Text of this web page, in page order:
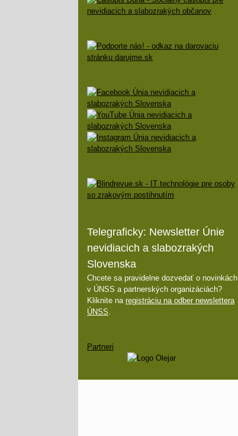
Telegraficky: Newsletter Únie
nevidiacich a slabozrakých
Slovenska
Chcete sa pravidelne dozvedať o novinkách
v ÚNSS a partnerských organizáciách?
Kliknite na registráciu na odber newslettera
ÚNSS.
Partneri